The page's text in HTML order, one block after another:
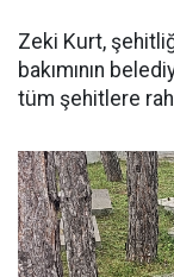
Zeki Kurt,
bakımının
tüm şehitlere